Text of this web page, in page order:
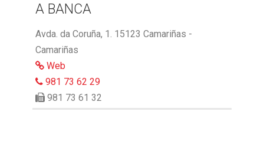
A BANCA
Avda. da Coruña, 1. 15123 Camariñas -
Camariñas
Web
981 73 62 29
981 73 61 32